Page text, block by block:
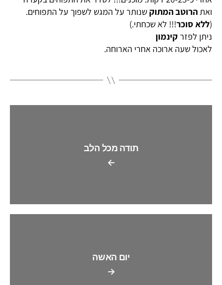
ואתהרוטב המתוקשנותר על המגש לשפוך על התפוחים.
(ללא סוכר!!! לא שכחתי.)
ניתן לפזר קינמון
לאכול שעה ארוכה אחרי הארוחה.
←
תודה מכל הלב
→
יום האשה